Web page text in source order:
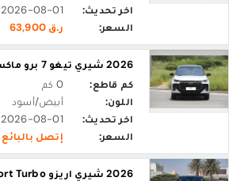
اخر تحديث:
2026-08-01
السعر:
ر.ق 63,900
2026 شيري تيغو 7 برو ماكس فلاك شيب
كم قاطع:
0 كم
اللون:
أبيض/أسود
اخر تحديث:
2026-08-01
السعر:
إتصل بالبائع
2026 شيري اريزو Arrizo 8 Comfort Turbo